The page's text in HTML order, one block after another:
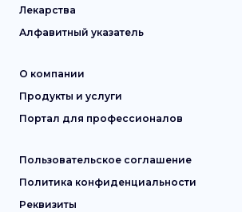
Лекарства
Алфавитный указатель
О компании
Продукты и услуги
Портал для профессионалов
Пользовательское соглашение
Политика конфиденциальности
Реквизиты